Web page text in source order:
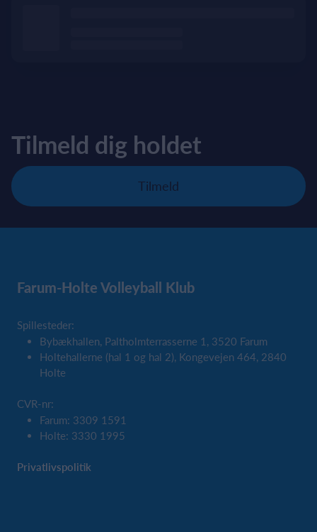
Tilmeld dig holdet
Tilmeld
Farum-Holte Volleyball Klub
Spillesteder:
Bybækhallen, Paltholmterrasserne 1, 3520 Farum
Holtehallerne (hal 1 og hal 2), Kongevejen 464, 2840
Holte
CVR-nr:
Farum: 3309 1591
Holte: 3330 1995
Privatlivspolitik